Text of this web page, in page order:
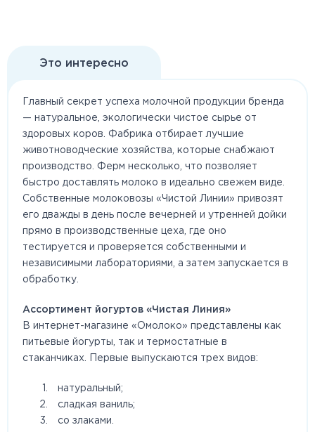
Это интересно
Главный секрет успеха молочной продукции бренда
— натуральное, экологически чистое сырье от
здоровых коров. Фабрика отбирает лучшие
животноводческие хозяйства, которые снабжают
производство. Ферм несколько, что позволяет
быстро доставлять молоко в идеально свежем виде.
Собственные молоковозы «Чистой Линии» привозят
его дважды в день после вечерней и утренней дойки
прямо в производственные цеха, где оно
тестируется и проверяется собственными и
независимыми лабораториями, а затем запускается в
обработку.
Ассортимент йогуртов «Чистая Линия»
В интернет-магазине «Омолоко» представлены как
питьевые йогурты, так и термостатные в
стаканчиках. Первые выпускаются трех видов:
натуральный;
сладкая ваниль;
со злаками.